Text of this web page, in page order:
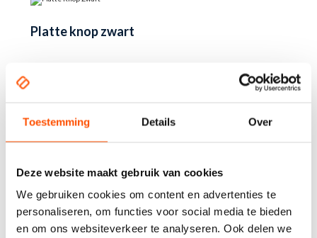
Toestemming Details Over
Deze website maakt gebruik van cookies
We gebruiken cookies om content en advertenties te
personaliseren, om functies voor social media te bieden
en om ons websiteverkeer te analyseren. Ook delen we
Platte knop zwart
Beach flags
Container stickers